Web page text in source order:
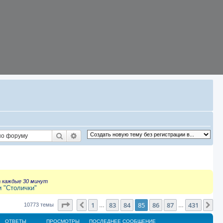
Поиск Расширенный поиск
каждые 30 минут
"Столички"
10773 темы Страница 85из 431
Пред.
1 83 84 85 86 87 431
ОТВЕТЫ ПРОСМОТРЫ ПОСЛЕДНЕЕ СООБЩЕНИЕ